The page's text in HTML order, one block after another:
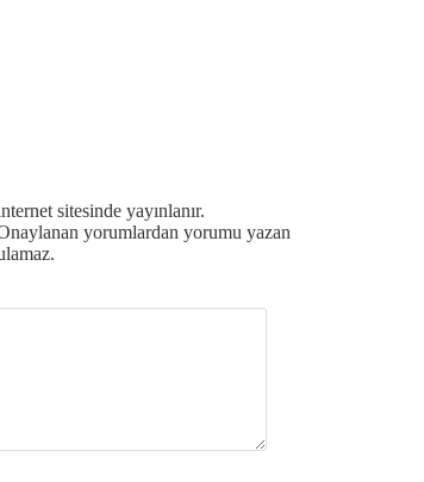
sitesinde yayınlanır.
yorumlardan yorumu yazan